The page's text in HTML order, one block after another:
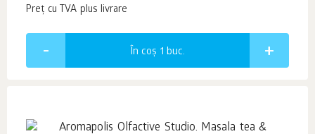
Preț cu TVA plus livrare
În coș 1 buc.